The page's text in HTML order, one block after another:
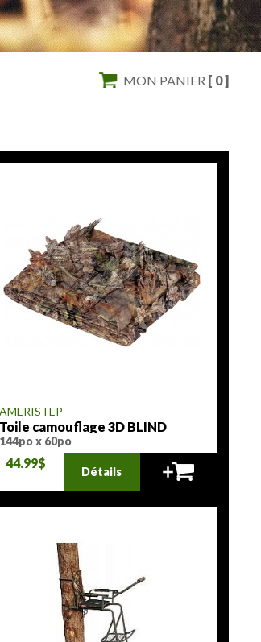
MON PANIER [ 0 ]
AMERISTEP
Toile camouflage 3D BLIND
FABRIX
144po x 60po
44.99$
Détails